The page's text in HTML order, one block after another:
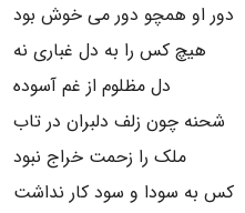
دور او همچو دور می خوش بود
هیچ کس را به دل غباری نه
دل مظلوم از غم آسوده
شحنه چون زلف دلبران در تاب
ملک را زحمت خراج نبود
کس به سودا و سود کار نداشت